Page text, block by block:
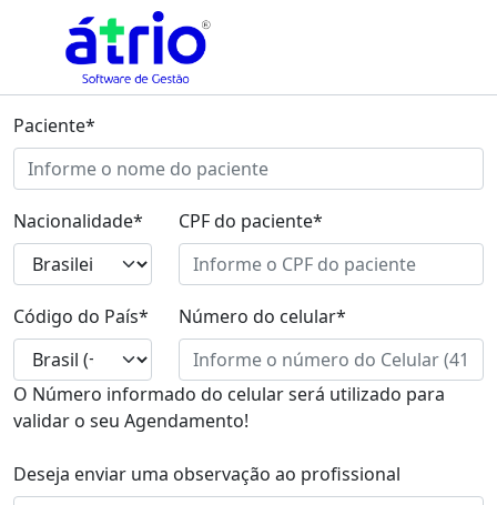
Paciente*
Nacionalidade* CPF do paciente*
Código do País* Número do celular*
O Número informado do celular será utilizado para
validar o seu Agendamento!
Deseja enviar uma observação ao profissional